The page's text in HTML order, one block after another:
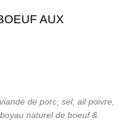
AUX
de porc, sel, ail poivre,
naturel de boeuf &